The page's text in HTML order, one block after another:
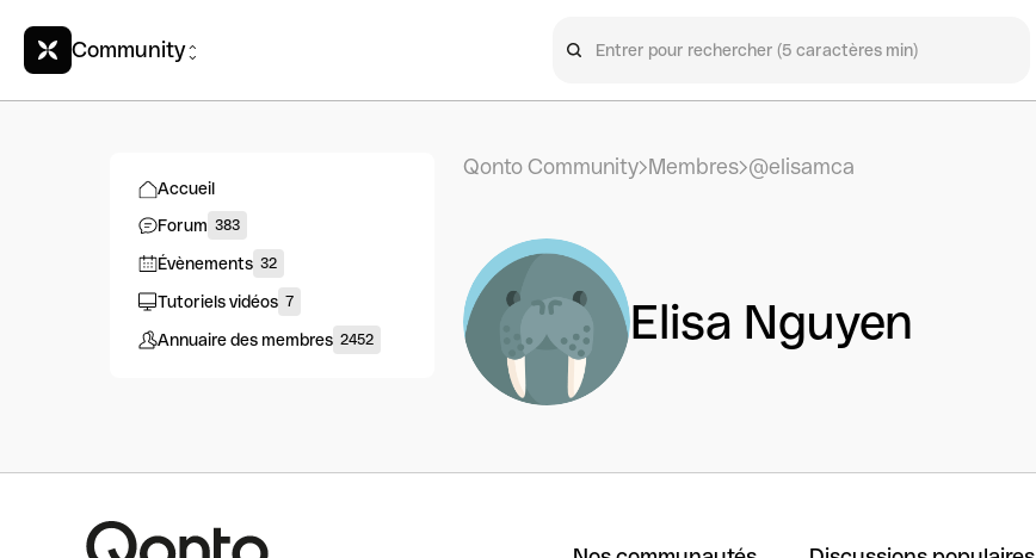
Community
Accueil
Forum 383
Évènements 32
Tutoriels vidéos 7
Annuaire des membres 2452
Qonto Community Membres @elisamca
Elisa Nguyen